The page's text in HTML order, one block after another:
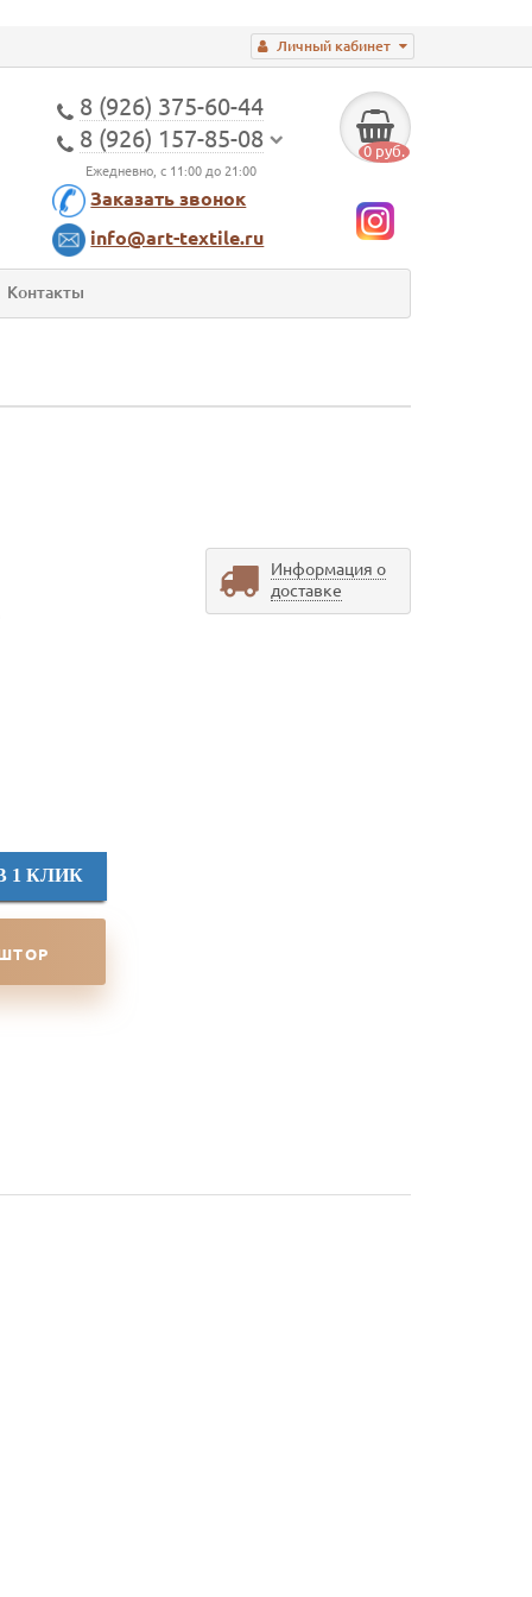
Личный кабинет
8 (926) 375-60-44
8 (926) 157-85-08
Ежедневно, с 11:00 до 21:00
Заказать звонок
info@art-textile.ru
0 руб.
Контакты
1 КЛИК
Информация о
доставке